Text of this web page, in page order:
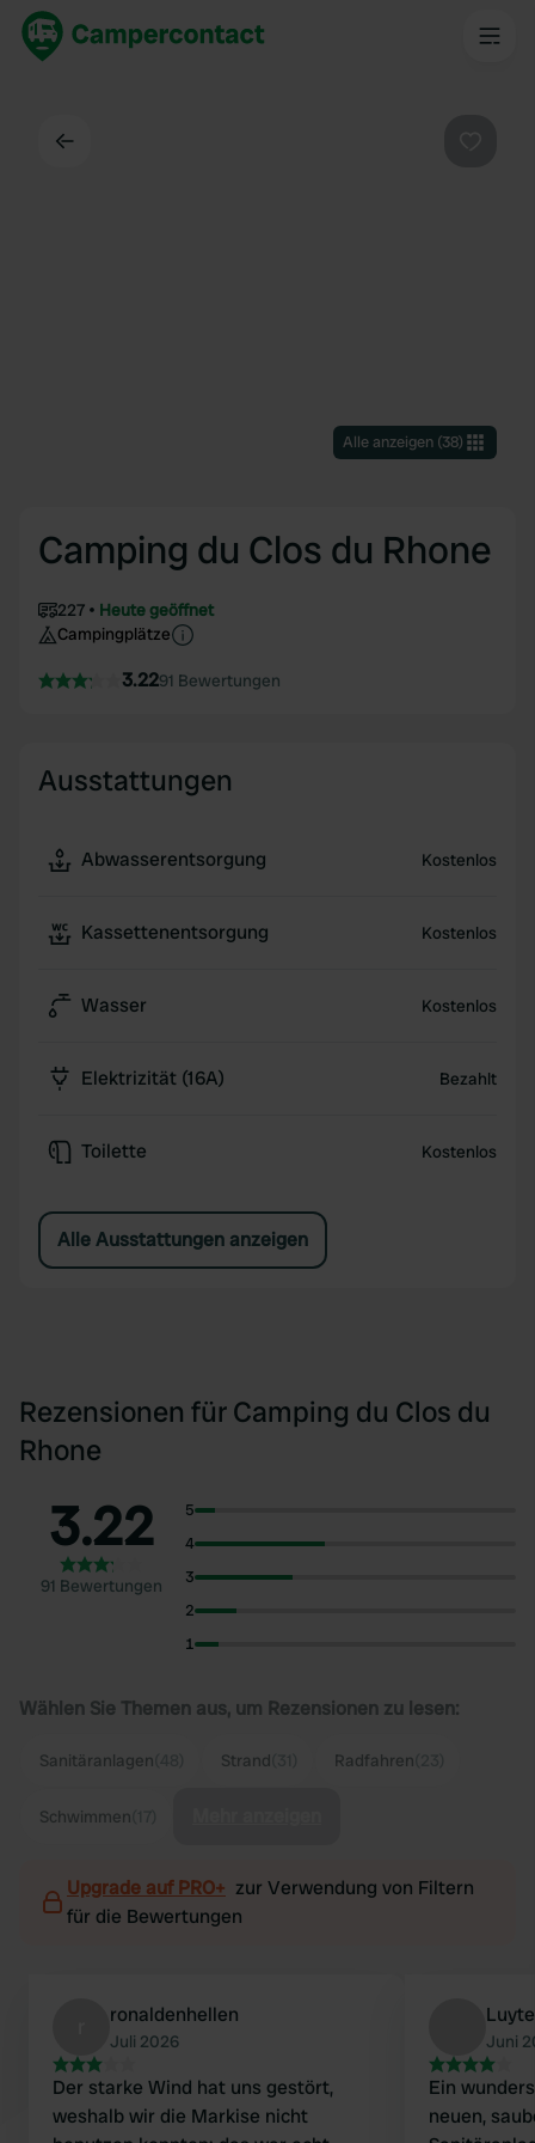
Alle anzeigen(38)
Camping du Clos du Rhone
227
Heute geöffnet
Campingplätze
3.2291 Bewertungen
Ausstattungen
Abwasserentsorgung Kostenlos
Kassettenentsorgung Kostenlos
Wasser Kostenlos
Elektrizität (16A) Bezahlt
Toilette Kostenlos
Alle Ausstattungen anzeigen
Rezensionen für Camping du Clos du
Rhone
3.22
91 Bewertungen
5
4
3
2
1
Wählen Sie Themen aus, um Rezensionen zu lesen:
Sanitäranlagen Strand Radfahren
Schwimmen
Upgrade auf PRO+ zur Verwendung von Filtern
für die Bewertungen
ronaldenhellen
Juli 2026
Der starke Wind hat uns gestört,
weshalb wir die Markise nicht
Juni
Ein
neuen,